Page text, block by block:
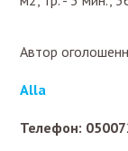
Автор
Alla
Телефон: